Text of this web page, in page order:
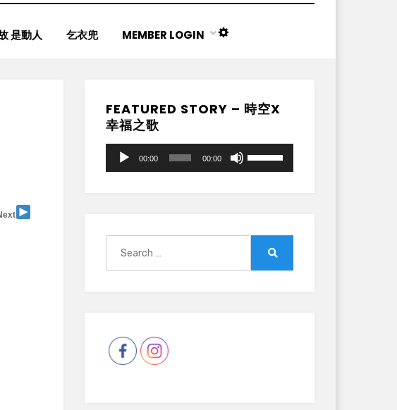
是動人 乞衣兜 MEMBER LOGIN
NIGHT
FEATURED STORY – 時空X
幸福之歌
Audio
Player
00:00 00:00
increase